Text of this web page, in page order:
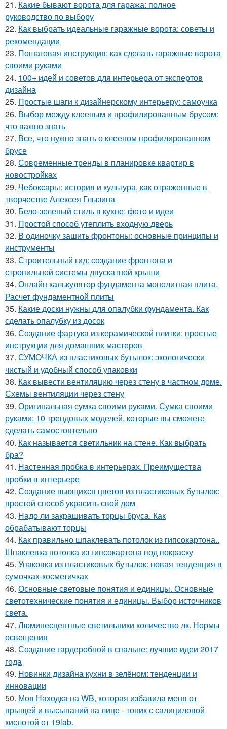
21. Какие бывают ворота для гаража: полное
руководство по выбору
22. Как выбрать идеальные гаражные ворота: советы и
рекомендации
23. Пошаговая инструкция: как сделать гаражные ворота
своими руками
24. 100+ идей и советов для интерьера от экспертов
дизайна
25. Простые шаги к дизайнерскому интерьеру: самоучка
26. Выбор между клееным и профилированным брусом:
что важно знать
27. Все, что нужно знать о клееном профилированном
брусе
28. Современные тренды в планировке квартир в
новостройках
29. Чебоксары: история и культура, как отраженные в
творчестве Алексея Глызина
30. Бело-зеленый стиль в кухне: фото и идеи
31. Простой способ утеплить входную дверь
32. В одиночку зашить фронтоны: основные принципы и
инструменты
33. Строительный гид: создание фронтона и
стропильной системы двускатной крыши
34. Онлайн калькулятор фундамента монолитная плита.
Расчет фундаментной плиты
35. Какие доски нужны для опалубки фундамента. Как
сделать опалубку из досок
36. Создание фартука из керамической плитки: простые
инструкции для домашних мастеров
37. СУМОЧКА из пластиковых бутылок: экологически
чистый и удобный способ упаковки
38. Как вывести вентиляцию через стену в частном доме.
Схемы вентиляции через стену
39. Оригинальная сумка своими руками. Сумка своими
руками: 10 трендовых моделей, которые вы сможете
сделать самостоятельно
40. Как называется светильник на стене. Как выбрать
бра?
41. Настенная пробка в интерьерах. Преимущества
пробки в интерьере
42. Создание вьющихся цветов из пластиковых бутылок:
простой способ украсить свой дом
43. Надо ли закрашивать торцы бруса. Как
обрабатывают торцы
44. Как правильно шпаклевать потолок из гипсокартона..
Шпаклевка потолка из гипсокартона под покраску
45. Упаковка из пластиковых бутылок: новая тенденция в
сумочках-косметичках
46. Основные световые понятия и единицы. Основные
светотехнические понятия и единицы. Выбор источников
света.
47. Люминесцентные светильники количество лк. Нормы
освещения
48. Создание гардеробной в спальне: лучшие идеи 2017
года
49. Новинки дизайна кухни в зелёном: тенденции и
инновации
50. Моя Находка на WB, которая избавила меня от
прыщей и высыпаний на лице - тоник с салициловой
кислотой от 19lab.